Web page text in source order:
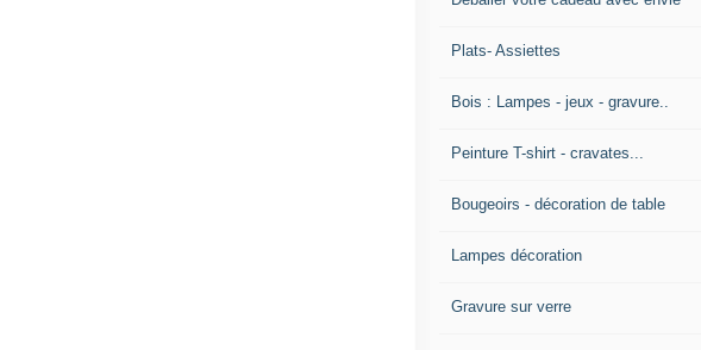
Plats- Assiettes
Bois : Lampes - jeux - gravure..
Peinture T-shirt - cravates...
Bougeoirs - décoration de table
Lampes décoration
Gravure sur verre